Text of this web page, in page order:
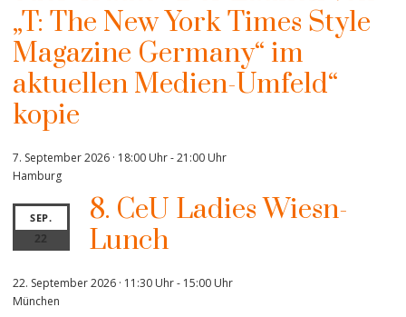
„T: The New York Times Style
Magazine Germany“ im
aktuellen Medien-Umfeld“
kopie
7. September 2026 · 18:00 Uhr-21:00 Uhr
Hamburg
SEP.
22
8. CeU Ladies Wiesn-
Lunch
22. September 2026 · 11:30 Uhr- 15:00 Uhr
München